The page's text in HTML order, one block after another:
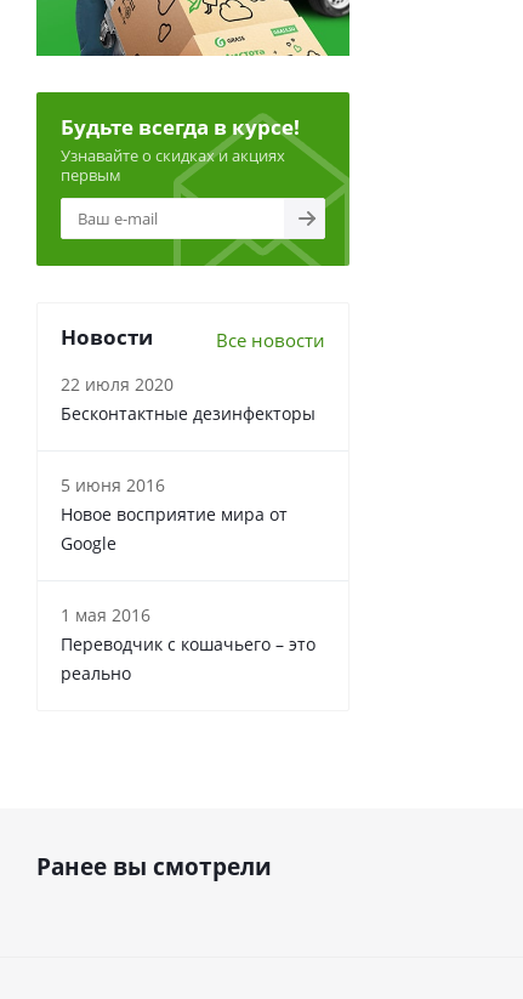
Будьте всегда в курсе!
Узнавайте о скидках и акциях
первым
Новости Все новости
22 июля 2020
Бесконтактные дезинфекторы
5 июня 2016
Новое восприятие мира от
Google
1 мая 2016
Переводчик с кошачьего – это
реально
Ранее вы смотрели